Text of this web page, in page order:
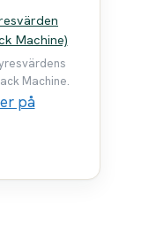
Machine)
Machine.
på